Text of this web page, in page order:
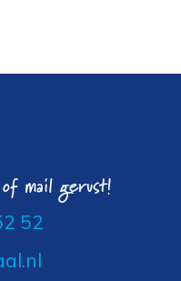
mail gerust!
52